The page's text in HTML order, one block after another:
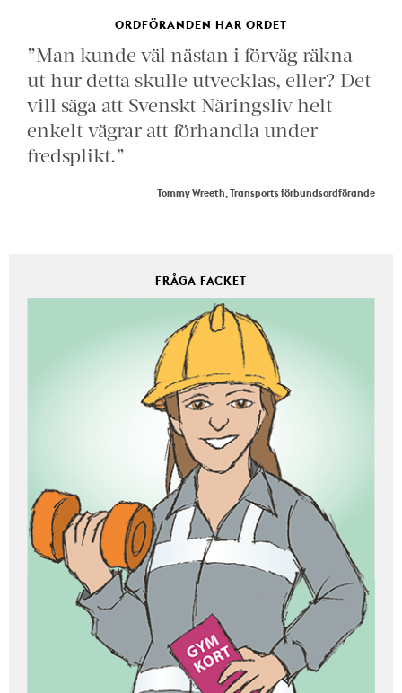
ORDFÖRANDEN HAR ORDET
”Man kunde väl nästan i förväg räkna
ut hur detta skulle utvecklas, eller? Det
vill säga att Svenskt Näringsliv helt
enkelt vägrar att förhandla under
fredsplikt.”
Tommy Wreeth, Transports förbundsordförande
FRÅGA FACKET